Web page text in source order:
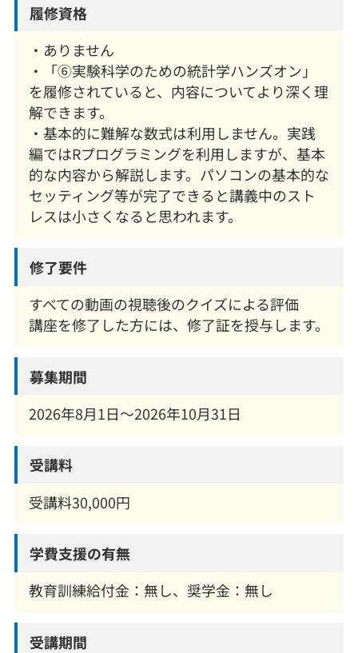
履修資格
・ありません
・「⑥実験科学のための統計学ハンズオン」
を履修されていると、内容についてより深く理
解できます。
・基本的に難解な数式は利用しません。実践
編ではRプログラミングを利用しますが、基本
的な内容から解説します。パソコンの基本的な
セッティング等が完了できると講義中のスト
レスは小さくなると思われます。
修了要件
すべての動画の視聴後のクイズによる評価
講座を修了した方には、修了証を授与します。
募集期間
2026年8月1日〜2026年10月31日
受講料
受講料30,000円
学費支援の有無
教育訓練給付金：無し、奨学金：無し
受講期間